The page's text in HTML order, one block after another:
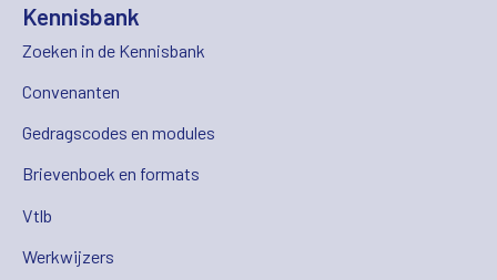
Kennisbank
Zoeken in de Kennisbank
Convenanten
Gedragscodes en modules
Brievenboek en formats
Vtlb
Werkwijzers